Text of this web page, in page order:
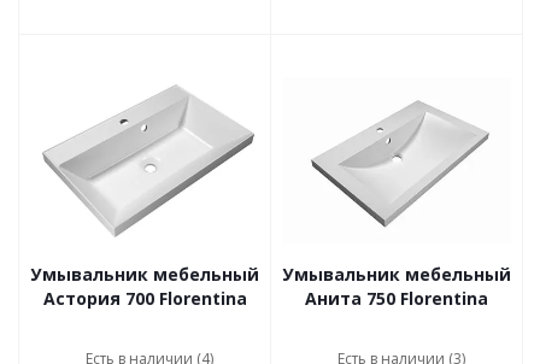
Умывальник мебельный
Астория 700 Florentina
Есть в наличии (4)
Умывальник мебельный
Анита 750 Florentina
Есть в наличии (3)